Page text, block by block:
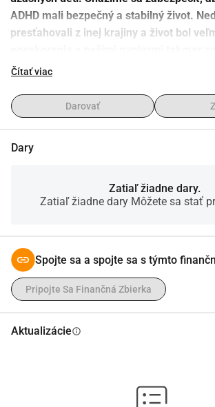
ADHD mali bezpečný a stabilný život.
presťahovali z inej krajiny a život bol
stabilnú prácu a moje najstaršie dieťa má
sa snažíme pokryť základné potreby.
pomoc vo výške , ktorá bude použitá na
oblečenie a obuv pre všetky štyri deti,
bezpečného a stabilného domova.
potrebná zdravotná starostlivosť, vrátane
vyrastať v bezpečnom, láskyplnom a
Ďakujem vám z celého srdca za pomoc v
dobe. Katalin
Čítať viac
Darovať
Dary
Zatiaľ žiadne dary.
Zatiaľ žiadne dary Môžete sa stať
Spojte sa a spojte sa s týmto
Pripojte Sa Finančná Zbierka
Aktualizácieinfo